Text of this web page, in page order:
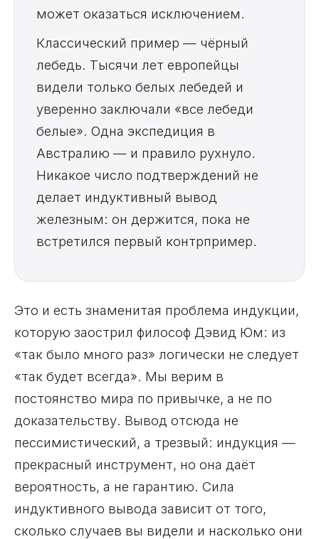
может оказаться исключением.
Классический пример — чёрный
лебедь. Тысячи лет европейцы
видели только белых лебедей и
уверенно заключали «все лебеди
белые». Одна экспедиция в
Австралию — и правило рухнуло.
Никакое число подтверждений не
делает индуктивный вывод
железным: он держится, пока не
встретился первый контрпример.
Это и есть знаменитая проблема индукции,
которую заострил философ Дэвид Юм: из
«так было много раз» логически не следует
«так будет всегда». Мы верим в
постоянство мира по привычке, а не по
доказательству. Вывод отсюда не
пессимистический, а трезвый: индукция —
прекрасный инструмент, но она даёт
вероятность, а не гарантию. Сила
индуктивного вывода зависит от того,
сколько случаев вы видели и насколько они